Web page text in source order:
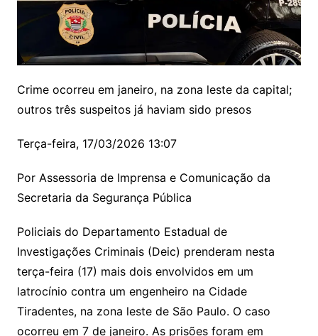
Crime ocorreu em janeiro, na zona leste da capital;
outros três suspeitos já haviam sido presos
Terça-feira, 17/03/2026 13:07
Por Assessoria de Imprensa e Comunicação da
Secretaria da Segurança Pública
Policiais do Departamento Estadual de
Investigações Criminais (Deic) prenderam nesta
terça-feira (17) mais dois envolvidos em um
latrocínio contra um engenheiro na Cidade
Tiradentes, na zona leste de São Paulo. O caso
ocorreu em 7 de janeiro. As prisões foram em